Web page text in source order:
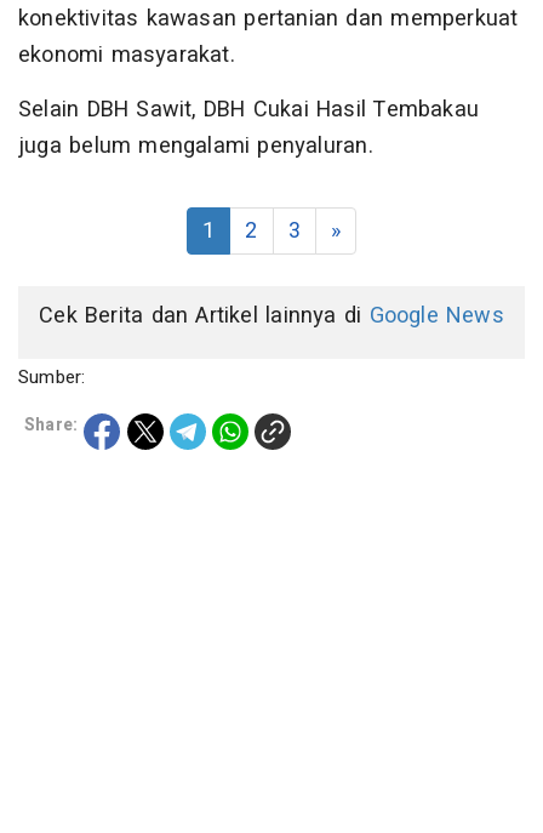
konektivitas kawasan pertanian dan memperkuat
ekonomi masyarakat.
Selain DBH Sawit, DBH Cukai Hasil Tembakau
juga belum mengalami penyaluran.
1 2 3 »
Cek Berita dan Artikel lainnya di Google News
Sumber:
Share: